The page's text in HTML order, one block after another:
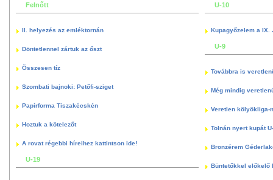
Felnőtt
II. helyezés az emléktornán
Döntetlennel zártuk az őszt
Összesen tíz
Szombati bajnoki: Petőfi-sziget
Papírforma Tiszakécskén
Hoztuk a kötelezőt
A rovat régebbi híreihez kattintson ide!
U-19
U-10
Kupagyőzelem a
U-9
Továbbra is
Még mindig
Veretlen kölyökliga-
Tolnán nyert kupát
Bronzérem
Büntetőkkel előkelő